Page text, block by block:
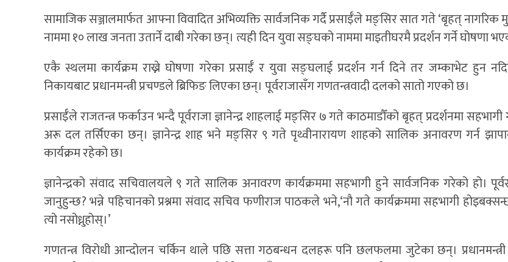
सामाजिक सञ्जालमार्फत आफ्ना विवादित अभिव्यक्ति सार्वजनिक गर्दै प्रसाईँले मङ्सिर सात गते ‘बृहत् नागरिक
नाममा १० लाख जनता उतार्ने दाबी गरेका छन्। त्यही दिन युवा सङ्घको नाममा माइतीघरमै प्रदर्शन गर्ने घोषणा
एकै स्थलमा कार्यक्रम राख्ने घोषणा गरेका प्रसाईँ र युवा सङ्घलाई प्रदर्शन गर्न दिने तर जम्काभेट हुन
निकायबाट प्रधानमन्त्री प्रचण्डले ब्रिफिङ लिएका छन्। पूर्वराजासँग गणतन्त्रवादी दलको सातो गएको छ।
प्रसाईँले राजतन्त्र फर्काउन भन्दै पूर्वराजा ज्ञानेन्द्र शाहलाई मङ्सिर ७ गते काठमाडौँको बृहत् प्रदर्शनमा
अरू दल तर्सिएका छन्। ज्ञानेन्द्र शाह भने मङ्सिर ९ गते पृथ्वीनारायण शाहको सालिक अनावरण गर्न
कार्यक्रम रहेको छ।
ज्ञानेन्द्रको संवाद सचिवालयले ९ गते सालिक अनावरण कार्यक्रममा सहभागी हुने सार्वजनिक गरेको हो।
जानुहुन्छ? भन्ने पहिचानको प्रश्नमा संवाद सचिव फणीराज पाठकले भने,‘नौ गते कार्यक्रममा सहभागी
त्यो नसोध्नुहोस्।’
गणतन्त्र विरोधी आन्दोलन चर्किन थाले पछि सत्ता गठबन्धन दलहरू पनि छलफलमा जुटेका छन्।